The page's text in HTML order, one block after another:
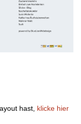
hast, klicke hier